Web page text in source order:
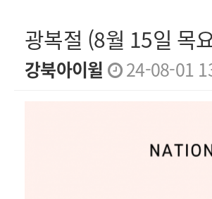
광복절 (8월 15일 목
강북아이윌 24-08-01